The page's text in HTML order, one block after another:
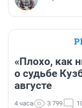
«Плохо, как
о судьбе
августе
4 часа 3 799